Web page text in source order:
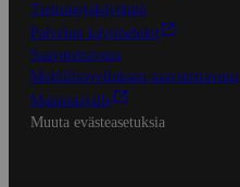
Tietosuojakäytäntö
Palvelun käyttöehdot
Saavutettavuus
Mobiilisovelluksen saavutettavuus
Mainostajalle
Muuta evästeasetuksia